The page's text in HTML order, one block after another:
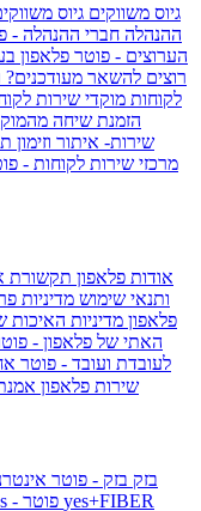
גיוס משווקים גיוס
ההנהלה חברי ההנהלה -
הערוצים - פוטר פלאפון
רוצים להשאר מעודכנים?
לקוחות מוקדי שירות
הזמנת שיחה
שירות- איתור וזימון
מרכזי שירות לקוחות -
אודות פלאפון תקשורת
ותנאי שימוש מדיניות
פלאפון מדיניות האיכות
האתי של פלאפון -
לעובדת ועובד - פוטר
שירות פלאפון
בזק בזק - פוטר
yes+FIBER